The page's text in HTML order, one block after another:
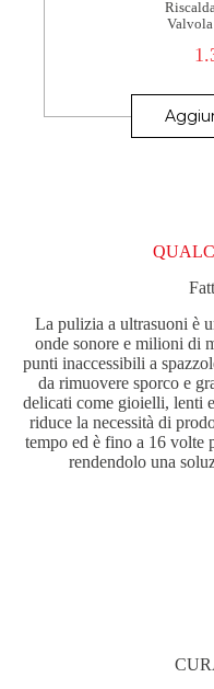
La pulizia a ultrasuoni è
onde sonore e milioni di
punti inaccessibili a
da rimuovere sporco e
delicati come gioielli, lenti
riduce la necessità di
tempo ed è fino a 16 volte
rendendolo una